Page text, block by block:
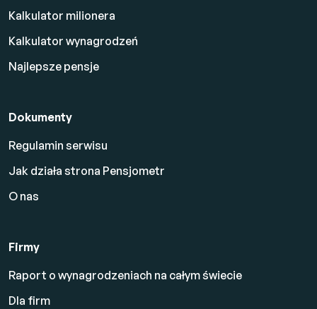
Kalkulator milionera
Kalkulator wynagrodzeń
Najlepsze pensje
Dokumenty
Regulamin serwisu
Jak działa strona Pensjometr
O nas
Firmy
Raport o wynagrodzeniach na całym świecie
Dla firm